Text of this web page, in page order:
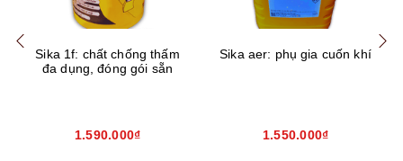
Sika 1f: chất chống thấm
đa dụng, đóng gói sẵn
1.590.000₫
Sika aer: phụ gia cuốn khí
1.550.000₫